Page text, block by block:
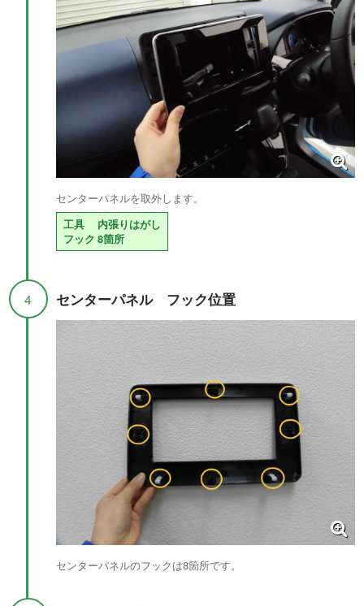
センターパネルを取外します。
工具
内張りはがし
フック 8箇所
4 センターパネル フック位置
センターパネルのフックは8箇所です。